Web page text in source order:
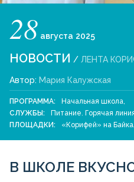
28 августа 2025
НОВОСТИ / ЛЕНТА
Автор: Мария Калужская
ПРОГРАММА: Начальная школа,
СЛУЖБЫ:
Питание. Горячая
ПЛОЩАДКИ:
«Корифей» на
В ШКОЛЕ